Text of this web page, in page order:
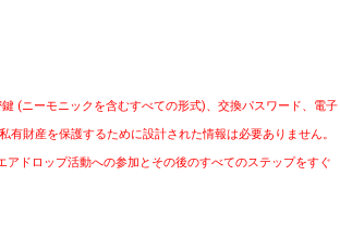
(ニーモニックを含むすべての形式)、交換パスワード、電子
有財産を保護するために設計された情報は必要ありません。
アドロップ活動への参加とその後のすべてのステップをすぐ